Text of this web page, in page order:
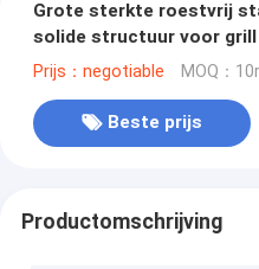
Grote sterkte roestvrij
solide structuur voor
Prijs：negotiable MOQ：
Beste prijs
Productomschrijving